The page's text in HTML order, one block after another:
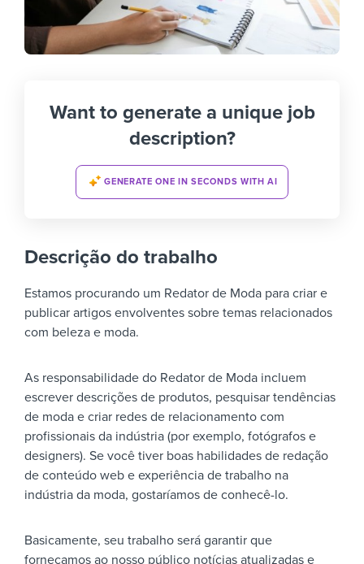
Want to generate a unique job
description?
GENERATE ONE IN SECONDS WITH AI
Descrição do trabalho
Estamos procurando um Redator de Moda para criar e
publicar artigos envolventes sobre temas relacionados
com beleza e moda.
As responsabilidade do Redator de Moda incluem
escrever descrições de produtos, pesquisar tendências
de moda e criar redes de relacionamento com
profissionais da indústria (por exemplo, fotógrafos e
designers). Se você tiver boas habilidades de redação
de conteúdo web e experiência de trabalho na
indústria da moda, gostaríamos de conhecê-lo.
Basicamente, seu trabalho será garantir que
forneçamos ao nosso público notícias atualizadas e